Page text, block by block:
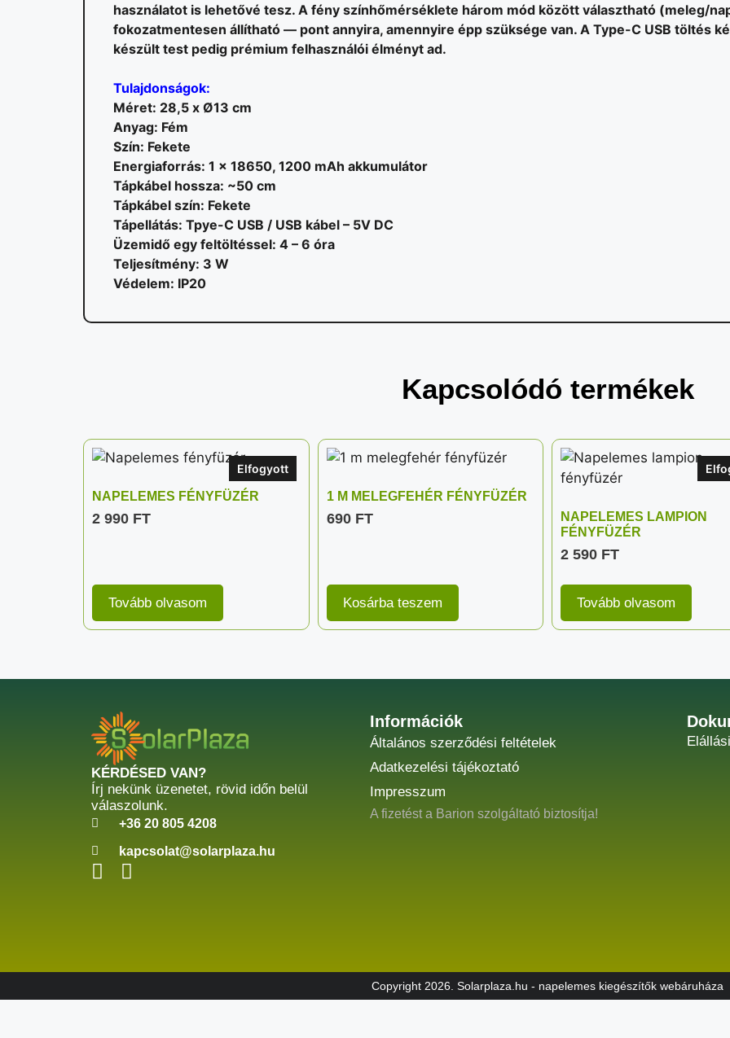
használatot is lehetővé tesz. A fény színhőmérséklete három mód között választható (meleg/
fokozatmentesen állítható — pont annyira, amennyire épp szüksége van. A Type-C USB töltés
készült test pedig prémium felhasználói élményt ad.
Tulajdonságok:
Méret: 28,5 x Ø13 cm
Anyag: Fém
Szín: Fekete
Energiaforrás: 1 x 18650, 1200 mAh akkumulátor
Tápkábel hossza: ~50 cm
Tápkábel szín: Fekete
Tápellátás: Tpye-C USB / USB kábel – 5V DC
Üzemidő egy feltöltéssel: 4 – 6 óra
Teljesítmény: 3 W
Védelem: IP20
Kapcsolódó termékek
Elfogyott
NAPELEMES FÉNYFÜZÉR
2 990 FT
Tovább olvasom
1 M MELEGFEHÉR FÉNYFÜZÉR
690 FT
Kosárba teszem
NAPELEMES LAMPION
FÉNYFÜZÉR
2 590 FT
Tovább olvasom
KÉRDÉSED VAN?
Írj nekünk üzenetet, rövid időn belül
válaszolunk.
+36 20 805 4208
kapcsolat@solarplaza.hu
Információk
Általános szerződési feltételek
Adatkezelési tájékoztató
Impresszum
A fizetést a Barion szolgáltató biztosítja!
Copyright 2026. Solarplaza.hu - napelemes kiegészítők webáruháza